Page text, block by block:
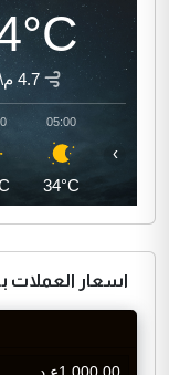
4.7 م\ث
05:00
34°C
›
اسعار العملات